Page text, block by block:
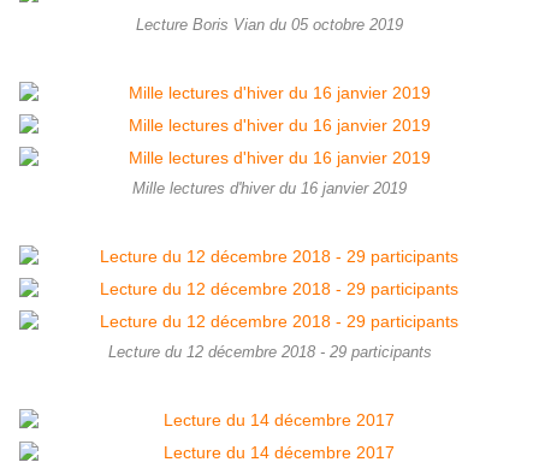
Lecture Boris Vian du 05 octobre 2019
Mille lectures d'hiver du 16 janvier 2019
Lecture du 12 décembre 2018 - 29 participants